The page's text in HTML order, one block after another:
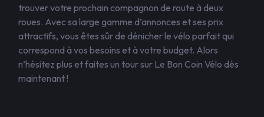
trouver votre prochain compagnon de route à deux
roues. Avec sa large gamme d’annonces et ses prix
attractifs, vous êtes sûr de dénicher le vélo parfait qui
correspond à vos besoins et à votre budget. Alors
n’hésitez plus et faites un tour sur Le Bon Coin Vélo dès
maintenant !